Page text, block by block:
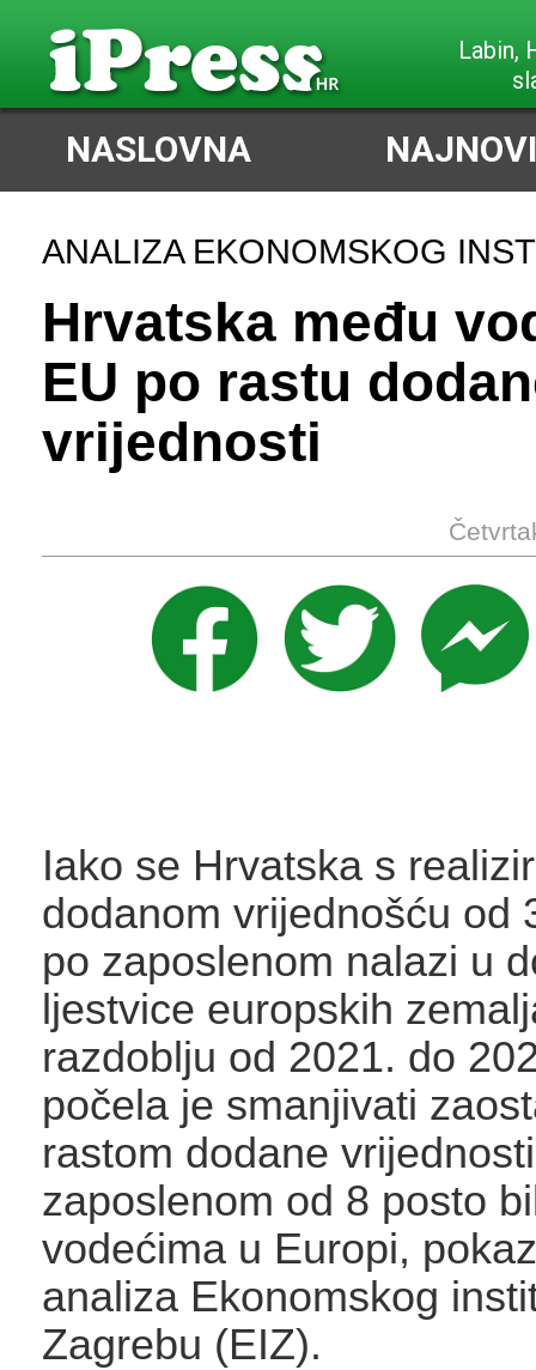
slabi
NASLOVNA
ANALIZA EKONOMSKOG
Hrvatska među
EU po rastu
vrijednosti
Iako se Hrvatska s
dodanom vrijednošću od
po zaposlenom nalazi u
ljestvice europskih
razdoblju od 2021. do
počela je smanjivati
rastom dodane
zaposlenom od 8 posto
vodećima u Europi,
analiza Ekonomskog
Zagrebu (EIZ).